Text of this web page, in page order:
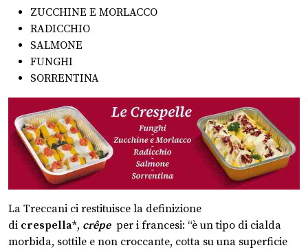
ZUCCHINE E MORLACCO
RADICCHIO
SALMONE
FUNGHI
SORRENTINA
La Treccani ci restituisce la definizione
di crespella*, crêpe per i francesi: “è un tipo di cialda
morbida, sottile e non croccante, cotta su una superficie